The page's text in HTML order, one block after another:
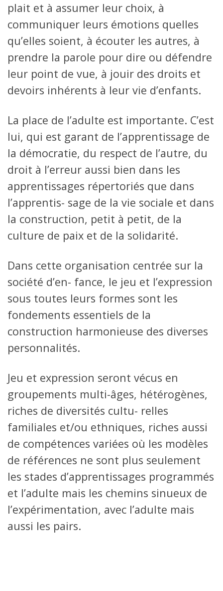
plait et à assumer leur choix, à
communiquer leurs émotions quelles
qu’elles soient, à écouter les autres, à
prendre la parole pour dire ou défendre
leur point de vue, à jouir des droits et
devoirs inhérents à leur vie d’enfants.
La place de l’adulte est importante. C’est
lui, qui est garant de l’apprentissage de
la démocratie, du respect de l’autre, du
droit à l’erreur aussi bien dans les
apprentissages répertoriés que dans
l’apprentis- sage de la vie sociale et dans
la construction, petit à petit, de la
culture de paix et de la solidarité.
Dans cette organisation centrée sur la
société d’en- fance, le jeu et l’expression
sous toutes leurs formes sont les
fondements essentiels de la
construction harmonieuse des diverses
personnalités.
Jeu et expression seront vécus en
groupements multi-âges, hétérogènes,
riches de diversités cultu- relles
familiales et/ou ethniques, riches aussi
de compétences variées où les modèles
de références ne sont plus seulement
les stades d’apprentissages programmés
et l’adulte mais les chemins sinueux de
l’expérimentation, avec l’adulte mais
aussi les pairs.